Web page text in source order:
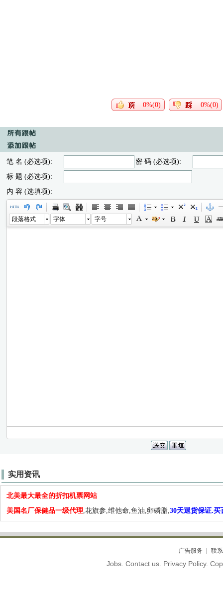
0%(0) 0%(0)
笔 名 (必选项):
密 码 (必选项):
标 题 (必选项):
内 容 (选填项):
段落格式 字体 字号
实用资讯
北美最大最全的折扣机票网站
美国名厂保健品一级代理,花旗参,维他命,鱼油,卵磷脂,30天退货保证.买
广告服务 联
Jobs. Contact us. Privacy Policy.